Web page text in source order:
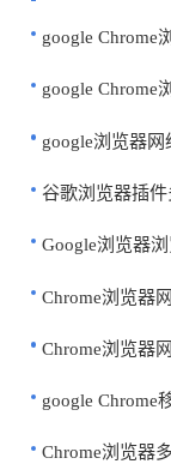
google Chrome
google Chrome
google浏览器
谷歌浏览器插
Google浏览器
Chrome浏览器
Chrome浏览器
google Chrome
Chrome浏览器